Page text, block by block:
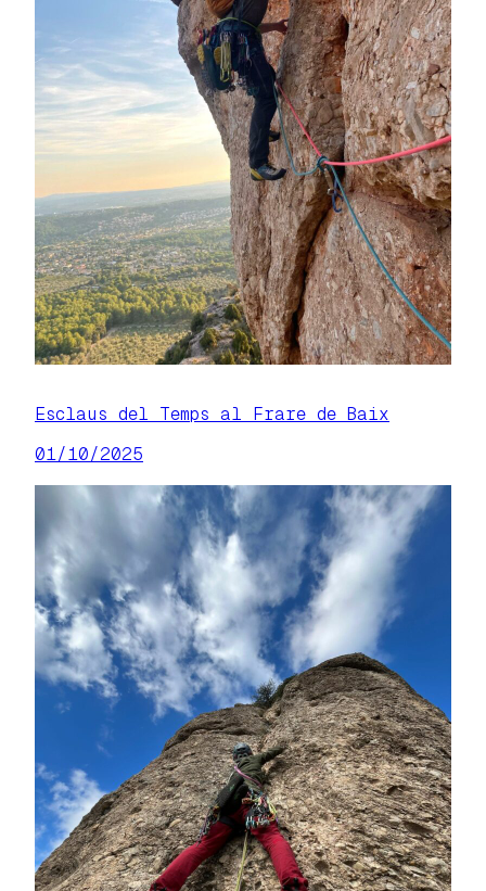
Esclaus del Temps al Frare de Baix
01/10/2025